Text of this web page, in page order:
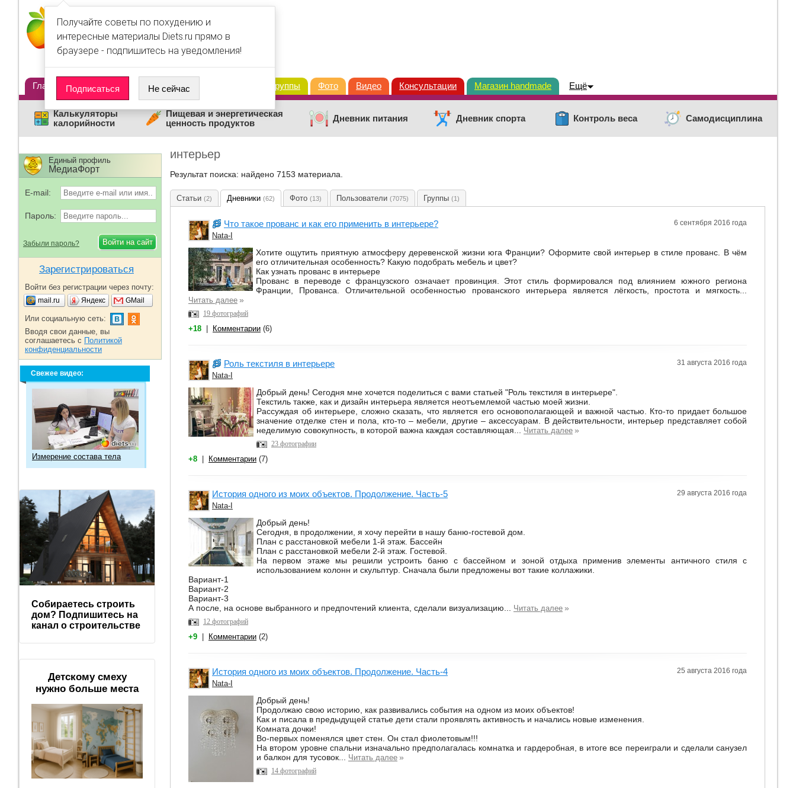
Главная Диеты Статьи Дневники Группы Фото Видео Консультации Магазин handmade Ещё
Калькуляторы
калорийности
Пищевая и энергетическая
ценность продуктов
Дневник питания Дневник спорта Контроль веса Самодисциплина
интерьер
Результат поиска: найдено 7153 материала.
Статьи (2) Дневники (62) Фото (13) Пользователи (7075) Группы (1)
Что такое прованс и как его применить в интерьере? 6 сентября 2016 года
Nata-I
Хотите ощутить приятную атмосферу деревенской жизни юга Франции? Оформите свой интерьер в стиле прованс. В чём
его отличительная особенность? Какую подобрать мебель и цвет?
Как узнать прованс в интерьере
Прованс в переводе с французского означает провинция. Этот стиль формировался под влиянием южного региона
Франции, Прованса. Отличительной особенностью прованского интерьера является лёгкость, простота и мягкость...
Читать далее »
19 фотографий
+18 Комментарии (6)
Роль текстиля в интерьере 31 августа 2016 года
Nata-I
Добрый день! Сегодня мне хочется поделиться с вами статьей "Роль текстиля в интерьере".
Текстиль также, как и дизайн интерьера является неотъемлемой частью моей жизни.
Рассуждая об интерьере, сложно сказать, что является его основополагающей и важной частью. Кто-то придает большое
значение отделке стен и пола, кто-то – мебели, другие – аксессуарам. В действительности, интерьер представляет собой
неделимую совокупность, в которой важна каждая составляющая... Читать далее »
23 фотографии
+8 Комментарии (7)
История одного из моих объектов. Продолжение. Часть-5 29 августа 2016 года
Nata-I
Добрый день!
Сегодня, в продолжении, я хочу перейти в нашу баню-гостевой дом.
План с расстановкой мебели 1-й этаж. Бассейн
План с расстановкой мебели 2-й этаж. Гостевой.
На первом этаже мы решили устроить баню с бассейном и зоной отдыха применив элементы античного стиля с
использованием колонн и скульптур. Сначала были предложены вот такие коллажики.
Вариант-1
Вариант-2
Вариант-3
А после, на основе выбранного и предпочтений клиента, сделали визуализацию... Читать далее »
12 фотографий
+9 Комментарии (2)
История одного из моих объектов. Продолжение. Часть-4 25 августа 2016 года
Nata-I
Добрый день!
Продолжаю свою историю, как развивались события на одном из моих объектов!
Как и писала в предыдущей статье дети стали проявлять активность и начались новые изменения.
Комната дочки!
Во-первых поменялся цвет стен. Он стал фиолетовым!!!
На втором уровне спальни изначально предполагалась комнатка и гардеробная, в итоге все переиграли и сделали санузел
и балкон для тусовок... Читать далее »
14 фотографий
Единый профиль
МедиаФорт
E-mail:
Пароль:
Забыли пароль?
Зарегистрироваться
Войти без регистрации через почту:
mail.ru Яндекс GMail
Или социальную сеть:
Вводя свои данные, вы
соглашаетесь с Политикой
конфиденциальности
Свежее видео:
Измерение состава тела
Собираетесь строить
дом? Подпишитесь на
канал о строительстве
Детскому смеху
нужно больше места
Получайте советы по похудению и
интересные материалы Diets.ru прямо в
браузере - подпишитесь на уведомления!
Подписаться Не сейчас